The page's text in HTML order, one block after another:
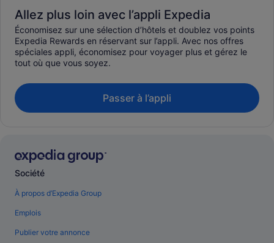
Allez plus loin avec l’appli Expedia
Économisez sur une sélection d’hôtels et doublez vos points
Expedia Rewards en réservant sur l’appli. Avec nos offres
spéciales appli, économisez pour voyager plus et gérez le
tout où que vous soyez.
Passer à l’appli
Société
À propos d’Expedia Group
Emplois
Publier votre annonce